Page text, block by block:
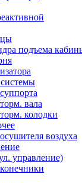
подъема
вала
колодки
воздуха
управление)